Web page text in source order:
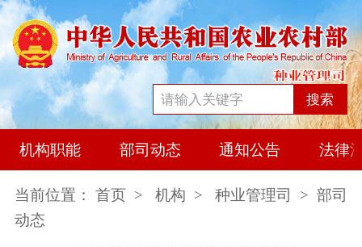
搜索
机构职能 部司动态 通知公告 法律
当前位置： 首页 > 机构 > 种业管理司
> 部司
动态